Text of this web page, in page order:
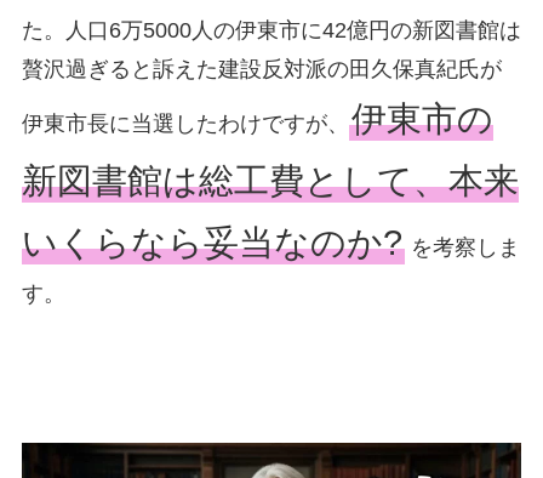
た。人口6万5000人の伊東市に42億円の新図書館は
贅沢過ぎると訴えた建設反対派の田久保真紀氏が
伊東市長に当選したわけですが、 伊東市の
新図書館は総工費として、本来
いくらなら妥当なのか?を考察しま
す。